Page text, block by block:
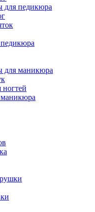
для педикюра
для маникюра